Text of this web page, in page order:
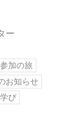
ー
加の旅
お知らせ
学び